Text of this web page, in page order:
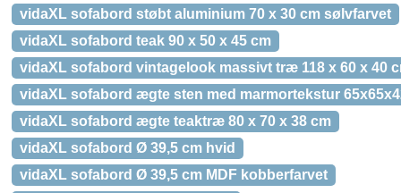
vidaXL sofabord støbt aluminium 70 x 30 cm sølvfarvet
vidaXL sofabord teak 90 x 50 x 45 cm
vidaXL sofabord vintagelook massivt træ 118 x 60 x 40
vidaXL sofabord ægte sten med marmortekstur
vidaXL sofabord ægte teaktræ 80 x 70 x 38 cm
vidaXL sofabord Ø 39,5 cm hvid
vidaXL sofabord Ø 39,5 cm MDF kobberfarvet